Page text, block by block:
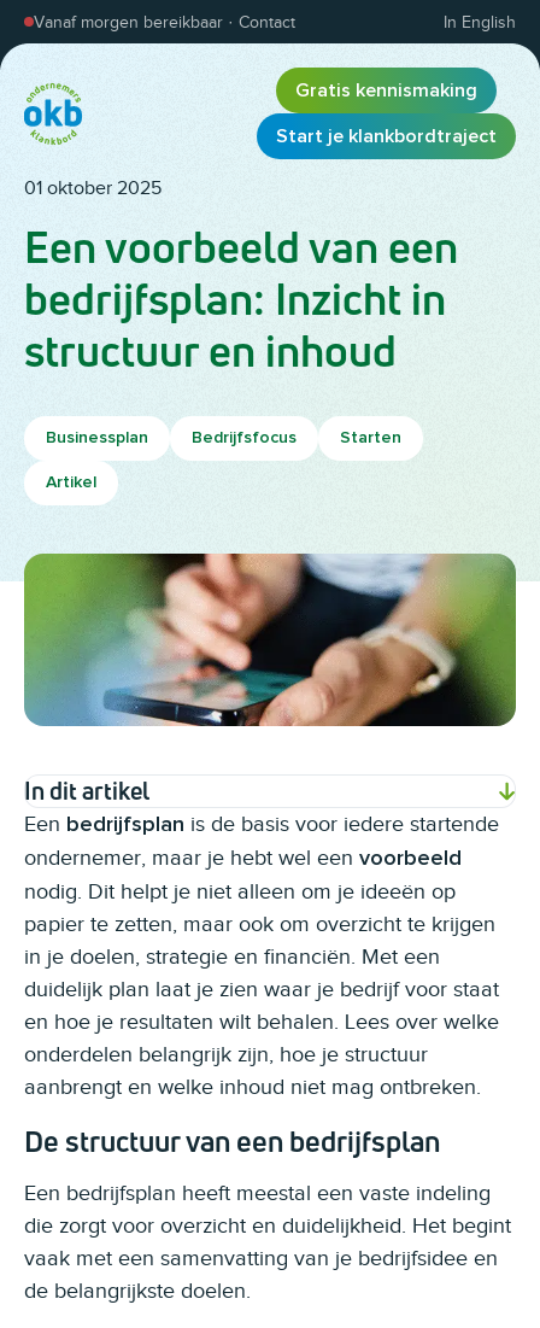
Overslaan en inhoud weergeven
Vanaf morgen bereikbaar · Contact In English
Gratis kennismaking
Start je klankbordtraject
01 oktober 2025
Een voorbeeld van een
bedrijfsplan: Inzicht in
structuur en inhoud
Businessplan Bedrijfsfocus Starten
Artikel
In dit artikel
Een bedrijfsplan is de basis voor iedere startende
ondernemer, maar je hebt wel een voorbeeld
nodig. Dit helpt je niet alleen om je ideeën op
papier te zetten, maar ook om overzicht te krijgen
in je doelen, strategie en financiën. Met een
duidelijk plan laat je zien waar je bedrijf voor staat
en hoe je resultaten wilt behalen. Lees over welke
onderdelen belangrijk zijn, hoe je structuur
aanbrengt en welke inhoud niet mag ontbreken.
De structuur van een bedrijfsplan
Een bedrijfsplan heeft meestal een vaste indeling
die zorgt voor overzicht en duidelijkheid. Het begint
vaak met een samenvatting van je bedrijfsidee en
de belangrijkste doelen.